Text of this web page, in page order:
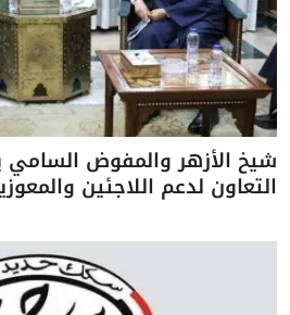
شيخ الأزهر والمفوض السامي
التعاون لدعم اللاجئين